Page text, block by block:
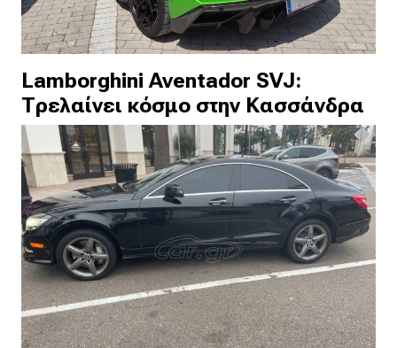
Lamborghini Aventador SVJ:
Τρελαίνει κόσμο στην Κασσάνδρα